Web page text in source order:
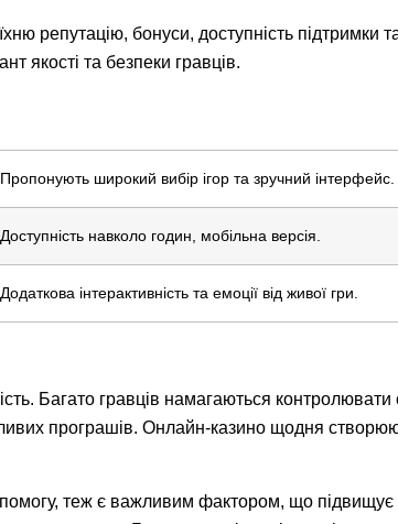
репутацію, бонуси, доступність підтримки
якості та безпеки гравців.
Пропонують широкий вибір ігор та зручний інтерфейс.
Доступність навколо годин, мобільна версія.
Додаткова інтерактивність та емоції від живої гри.
Багато гравців намагаються
програшів. Онлайн-казино щодня
теж є важливим фактором, що підвищує